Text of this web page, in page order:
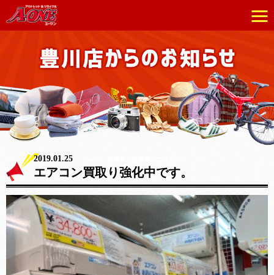
2019.01.25
エアコン買取り強化中です。